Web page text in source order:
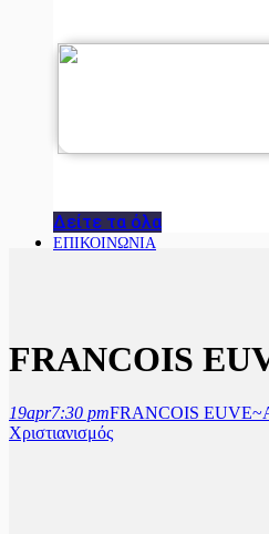
Δείτε τα όλα
ΕΠΙΚΟΙΝΩΝΙΑ
FRANCOIS
19apr7:30 pmFRANCOIS
Χριστιανισμός